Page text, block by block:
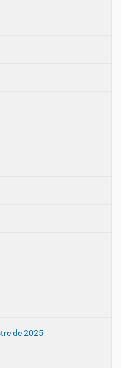
de 2025